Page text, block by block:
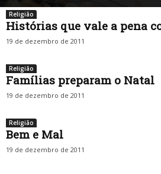
Religião
Histórias que vale a pena
19 de dezembro de 2011
Religião
Famílias preparam o Natal
19 de dezembro de 2011
Religião
Bem e Mal
19 de dezembro de 2011